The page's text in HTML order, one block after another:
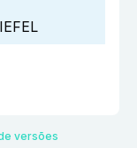
versões